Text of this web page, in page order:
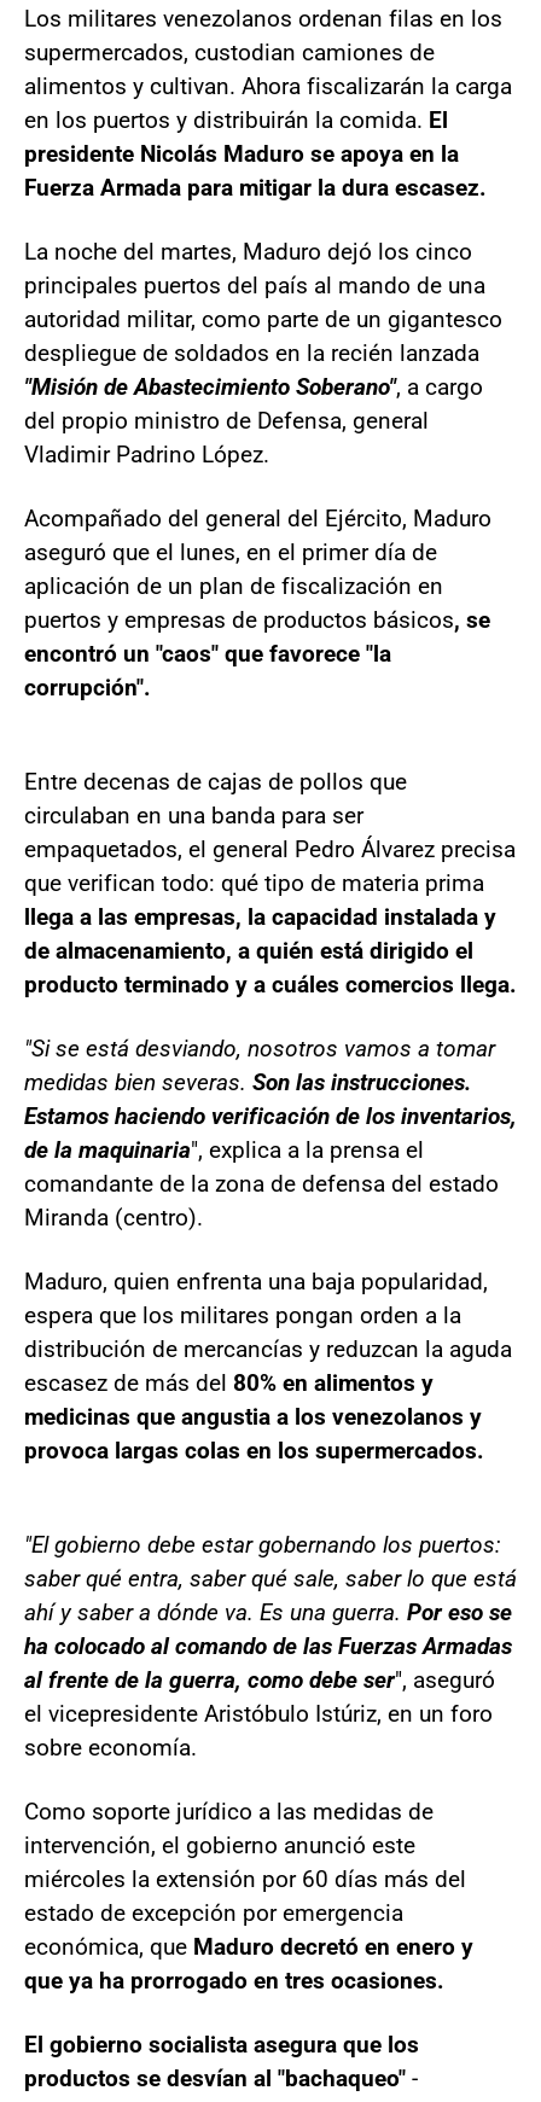
Los militares venezolanos ordenan filas en los
supermercados, custodian camiones de
alimentos y cultivan. Ahora fiscalizarán la carga
en los puertos y distribuirán la comida. El
presidente Nicolás Maduro se apoya en la
Fuerza Armada para mitigar la dura escasez.
La noche del martes, Maduro dejó los cinco
principales puertos del país al mando de una
autoridad militar, como parte de un gigantesco
despliegue de soldados en la recién lanzada
"Misión de Abastecimiento Soberano", a cargo
del propio ministro de Defensa, general
Vladimir Padrino López.
Acompañado del general del Ejército, Maduro
aseguró que el lunes, en el primer día de
aplicación de un plan de fiscalización en
puertos y empresas de productos básicos, se
encontró un "caos" que favorece "la
corrupción".
Entre decenas de cajas de pollos que
circulaban en una banda para ser
empaquetados, el general Pedro Álvarez precisa
que verifican todo: qué tipo de materia prima
llega a las empresas, la capacidad instalada y
de almacenamiento, a quién está dirigido el
producto terminado y a cuáles comercios llega.
"Si se está desviando, nosotros vamos a tomar
medidas bien severas. Son las instrucciones.
Estamos haciendo verificación de los inventarios,
de la maquinaria", explica a la prensa el
comandante de la zona de defensa del estado
Miranda (centro).
Maduro, quien enfrenta una baja popularidad,
espera que los militares pongan orden a la
distribución de mercancías y reduzcan la aguda
escasez de más del 80% en alimentos y
medicinas que angustia a los venezolanos y
provoca largas colas en los supermercados.
"El gobierno debe estar gobernando los puertos:
saber qué entra, saber qué sale, saber lo que está
ahí y saber a dónde va. Es una guerra. Por eso se
ha colocado al comando de las Fuerzas Armadas
al frente de la guerra, como debe ser", aseguró
el vicepresidente Aristóbulo Istúriz, en un foro
sobre economía.
Como soporte jurídico a las medidas de
intervención, el gobierno anunció este
miércoles la extensión por 60 días más del
estado de excepción por emergencia
económica, que Maduro decretó en enero y
que ya ha prorrogado en tres ocasiones.
El gobierno socialista asegura que los
productos se desvían al "bachaqueo" -